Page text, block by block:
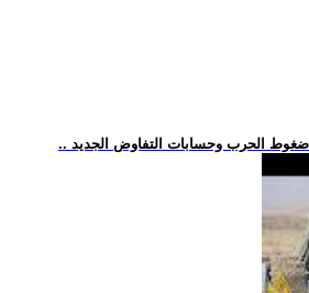
ضغوط الحرب وحسابات التفاوض الجديد